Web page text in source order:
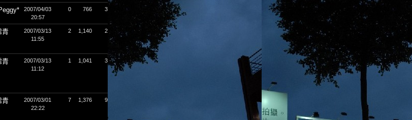
2007/04/03
20:57
0 766 3
青
2007/03/13
11:55
2 1,140 2
青
2007/03/13
11:12
1 1,041 3
青
2007/03/01
22:22
7 1,376 9